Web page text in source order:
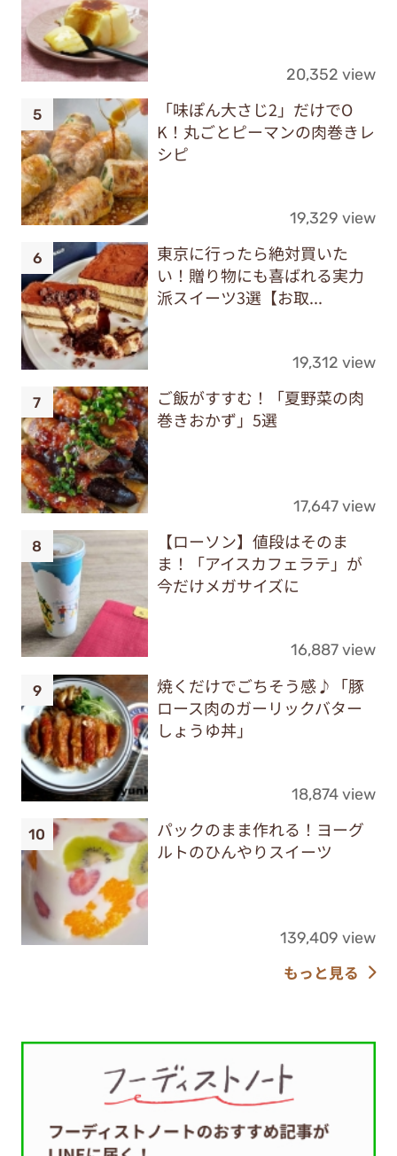
20,352 view
「味ぽん大さじ2」だけでO
K！丸ごとピーマンの肉巻きレ
シピ
19,329 view
東京に行ったら絶対買いた
い！贈り物にも喜ばれる実力
派スイーツ3選【お取...
19,312 view
ご飯がすすむ！「夏野菜の肉
巻きおかず」5選
17,647 view
【ローソン】値段はそのま
ま！「アイスカフェラテ」が
今だけメガサイズに
16,887 view
焼くだけでごちそう感♪「豚
ロース肉のガーリックバター
しょうゆ丼」
18,874 view
パックのまま作れる！ヨーグ
ルトのひんやりスイーツ
139,409 view
もっと見る